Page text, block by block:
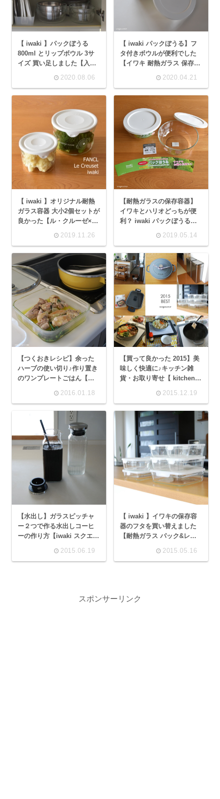
【 iwaki 】パックぼうる
800ml とリップボウル 3サ
イズ 買い足しました【入れ
2020.08.06
【 iwaki パックぼうる】フ
タ付きボウルが便利でした
【イワキ 耐熱ガラス 保存容
2020.04.21
【 iwaki 】オリジナル耐熱
ガラス容器 大小2個セットが
良かった【ル・クルーゼ×フ
2019.11.26
【耐熱ガラスの保存容器】
イワキとハリオどっちが便
利？ iwaki パックぼうる買
2019.05.14
【つくおきレシピ】余った
ハーブの使い切り♪作り置き
のワンプレートごはん【チ
2016.01.18
【買って良かった 2015】美
味しく快適に♪キッチン雑
貨・お取り寄せ【 kitchen
2015.12.19
【水出し】ガラスピッチャ
ー２つで作る水出しコーヒ
ーの作り方【iwaki スクエア
2015.06.19
【 iwaki 】イワキの保存容
器のフタを買い替えました
【耐熱ガラス パック&レン
2015.05.16
スポンサーリンク